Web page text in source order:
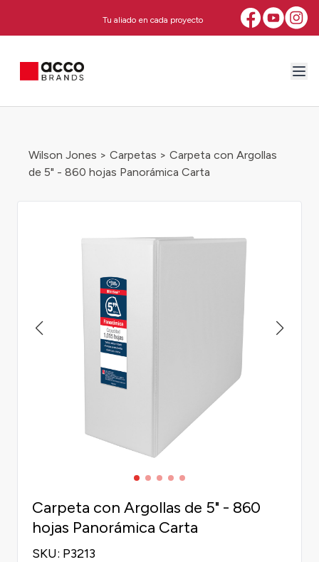
Tu aliado en cada proyecto
Wilson Jones > Carpetas > Carpeta con Argollas
de 5" - 860 hojas Panorámica Carta
Carpeta con Argollas de 5" - 860
hojas Panorámica Carta
SKU: P3213